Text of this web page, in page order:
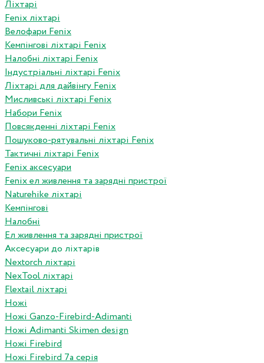
Ліхтарі
Fenix ліхтарі
Велофари Fenix
Кемпінгові ліхтарі Fenix
Налобні ліхтарі Fenix
Індустріальні ліхтарі Fenix
Ліхтарі для дайвінгу Fenix
Мисливські ліхтарі Fenix
Набори Fenix
Повсякденні ліхтарі Fenix
Пошуково-рятувальні ліхтарі Fenix
Тактичні ліхтарі Fenix
Fenix аксесуари
Fenix ел живлення та зарядні пристрої
Naturehike ліхтарі
Кемпінгові
Налобні
Ел живлення та зарядні пристрої
Аксесуари до ліхтарів
Nextorch ліхтарі
NexTool ліхтарі
Flextail ліхтарі
Ножі
Ножі Ganzo-Firebird-Adimanti
Ножі Adimanti Skimen design
Ножі Firebird
Ножі Firebird 7а серія